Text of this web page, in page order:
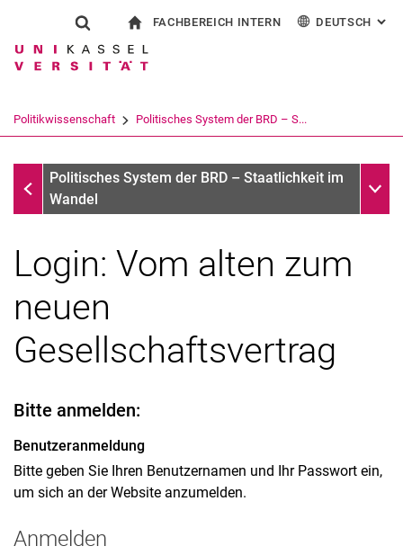
Springe direkt zu: Inhalt
Springe direkt zu: Suche
Springe direkt zu:
Suchformular
Suchbegriff
Suchen (öffnet externen Link in einem
FACHBEREICH INTERN DEUTSCH :
Politikwissenschaft Politisches System der BRD – S...
Seminar: Vom alten zum neuen Gesellschaftsvertrag
Politisches System der BRD – Staatlichkeit im
Wandel
Login: Vom alten zum
neuen
Gesellschaftsvertrag
Bitte anmelden:
Benutzeranmeldung
Bitte geben Sie Ihren Benutzernamen und Ihr Passwort ein,
um sich an der Website anzumelden.
Anmelden